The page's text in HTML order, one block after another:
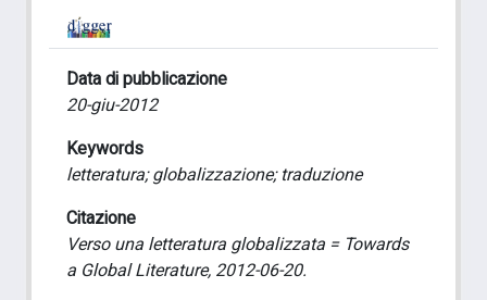
Data di pubblicazione
20-giu-2012
Keywords
letteratura; globalizzazione; traduzione
Citazione
Verso una letteratura globalizzata = Towards
a Global Literature, 2012-06-20.